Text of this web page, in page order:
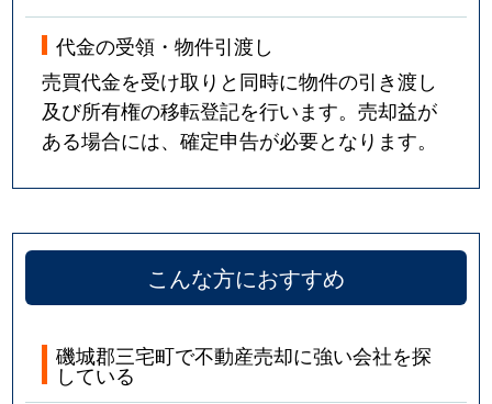
代金の受領・物件引渡し
売買代金を受け取りと同時に物件の引き渡し
及び所有権の移転登記を行います。売却益が
ある場合には、確定申告が必要となります。
こんな方におすすめ
磯城郡三宅町で不動産売却に強い会社を探
している